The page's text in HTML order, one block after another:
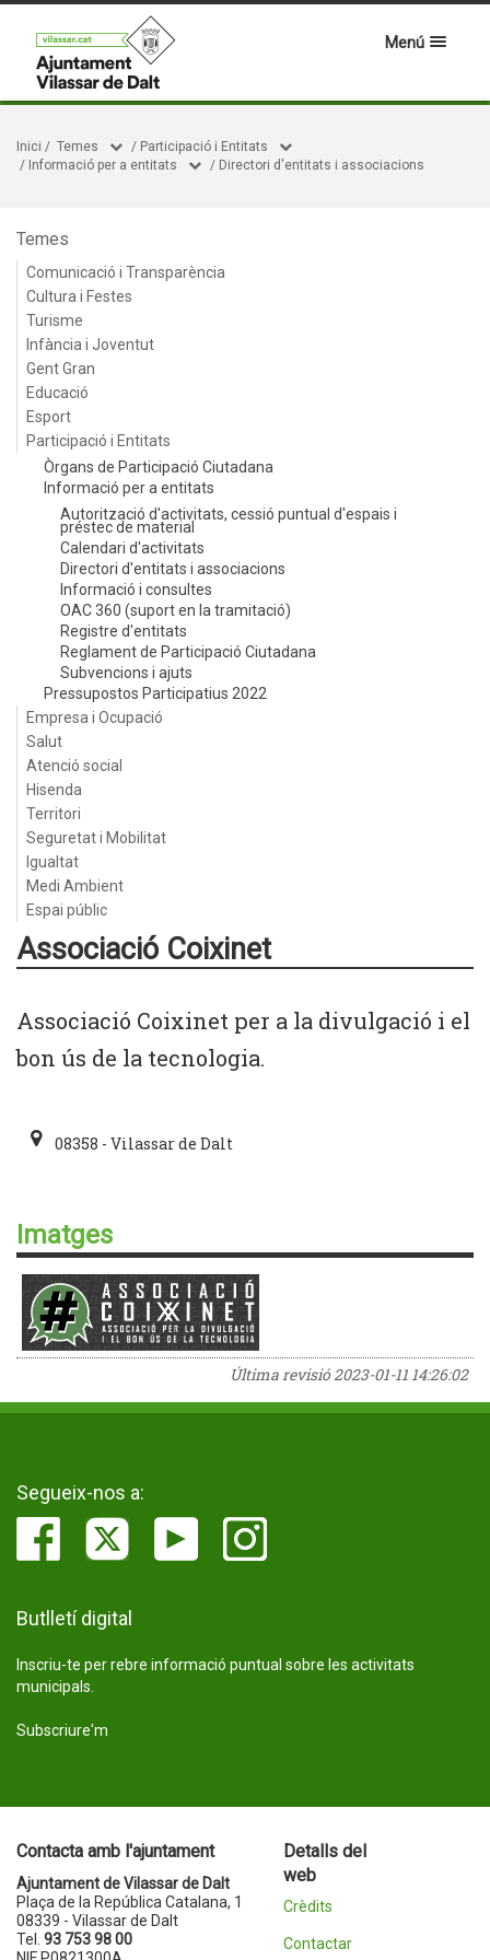
Menú
Inici / Temes / Participació i Entitats
/ Informació per a entitats / Directori d'entitats i associacions
Temes
Comunicació i Transparència
Cultura i Festes
Turisme
Infància i Joventut
Gent Gran
Educació
Esport
Participació i Entitats
Òrgans de Participació Ciutadana
Informació per a entitats
Autorització d'activitats, cessió puntual d'espais i
préstec de material
Calendari d'activitats
Directori d'entitats i associacions
Informació i consultes
OAC 360 (suport en la tramitació)
Registre d'entitats
Reglament de Participació Ciutadana
Subvencions i ajuts
Pressupostos Participatius 2022
Empresa i Ocupació
Salut
Atenció social
Hisenda
Territori
Seguretat i Mobilitat
Igualtat
Medi Ambient
Espai públic
Associació Coixinet
Associació Coixinet per a la divulgació i el
bon ús de la tecnologia.
08358 - Vilassar de Dalt
Imatges
Última revisió2023-01-11 14:26:02
Segueix-nos a:
Butlletí digital
Inscriu-te per rebre informació puntual sobre les activitats
municipals.
Subscriure'm
Contacta amb l'ajuntament
Ajuntament de Vilassar de Dalt
Plaça de la República Catalana, 1
08339 - Vilassar de Dalt
Tel. 93 753 98 00
Detalls del
web
Crèdits
Contactar